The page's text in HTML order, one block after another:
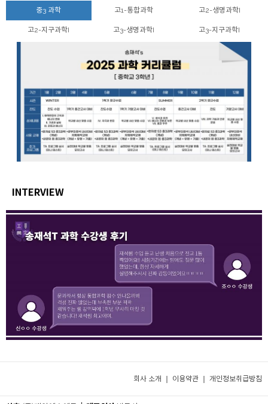
중3 과학 고1-통합과학 고2-생명과학I
고2-지구과학I 고3-생명과학I 고3-지구과학I
INTERVIEW
회사 소개 ｜ 이용약관 개인정보취급방침